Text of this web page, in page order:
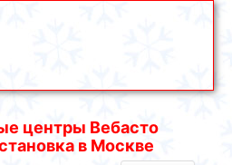
центры Вебасто
в Москве